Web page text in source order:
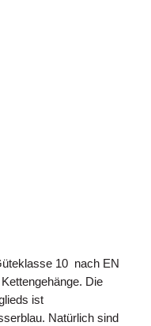
10 nach EN
Die
ist
Natürlich sind